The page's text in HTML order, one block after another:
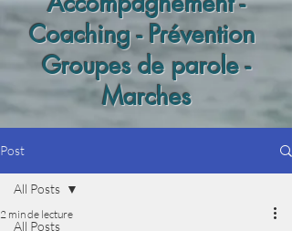
Coaching - Prévention
Groupes de parole -
Marches
Post
All Posts
All Posts
2 min de lecture